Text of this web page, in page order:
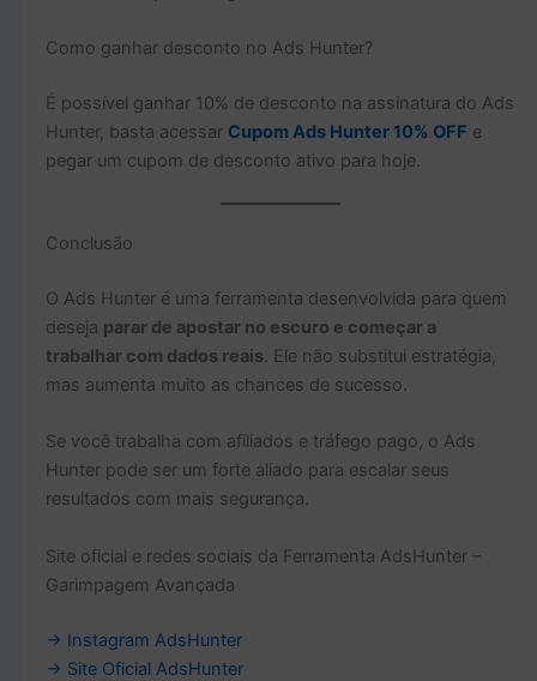
Como ganhar desconto no Ads Hunter?
É possível ganhar 10% de desconto na assinatura do Ads
Hunter, basta acessar Cupom Ads Hunter 10% OFF e
pegar um cupom de desconto ativo para hoje.
Conclusão
O Ads Hunter é uma ferramenta desenvolvida para quem
deseja parar de apostar no escuro e começar a
trabalhar com dados reais. Ele não substitui estratégia,
mas aumenta muito as chances de sucesso.
Se você trabalha com afiliados e tráfego pago, o Ads
Hunter pode ser um forte aliado para escalar seus
resultados com mais segurança.
Site oficial e redes sociais da Ferramenta AdsHunter –
Garimpagem Avançada
→ Instagram AdsHunter
→ Site Oficial AdsHunter